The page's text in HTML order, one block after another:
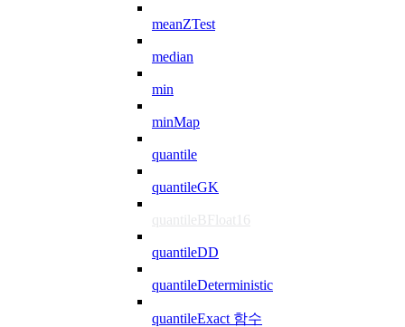
meanZTest
median
min
minMap
quantile
quantileGK
quantileBFloat16
quantileDD
quantileDeterministic
quantileExact 함수